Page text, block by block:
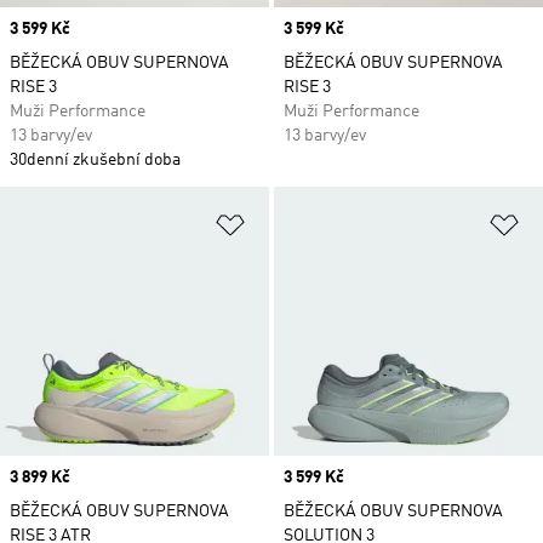
Price
3 599 Kč
BĚŽECKÁ OBUV SUPERNOVA
RISE 3
Muži Performance
13 barvy/ev
30denní zkušební doba
Price
3 599 Kč
BĚŽECKÁ OBUV SUPERNOVA
RISE 3
Muži Performance
13 barvy/ev
Price
3 899 Kč
BĚŽECKÁ OBUV SUPERNOVA
RISE 3 ATR
Price
3 599 Kč
BĚŽECKÁ OBUV SUPERNOVA
SOLUTION 3